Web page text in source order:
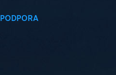
PODPORA